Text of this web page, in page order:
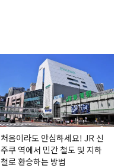
처음이라도 안심하세요! JR 신
주쿠 역에서 민간 철도 및 지하
철로 환승하는 방법